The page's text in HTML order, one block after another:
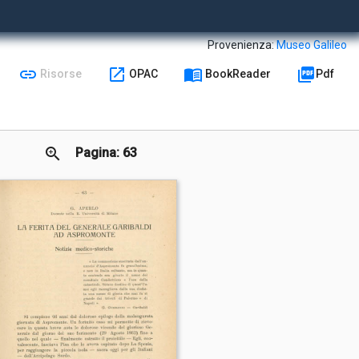
Provenienza:Museo Galileo
link Risorse open_in_new OPAC menu_book BookReader picture_as_pdf Pdf
zoom_in Pagina: 63